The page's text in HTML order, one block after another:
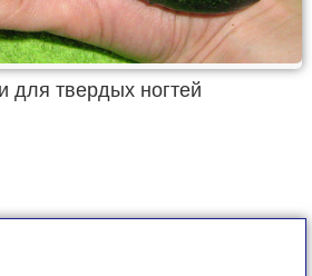
для твердых ногтей